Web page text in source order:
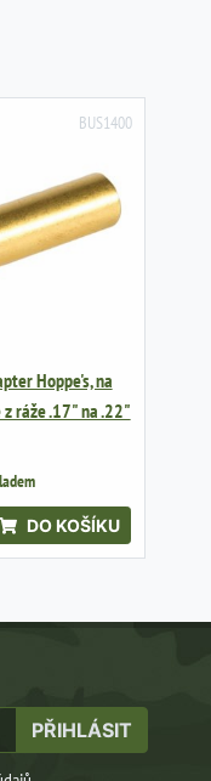
BUS1400
Hoppe's, na
ráže .17" na .22"
DO KOŠÍKU
PŘIHLÁSIT